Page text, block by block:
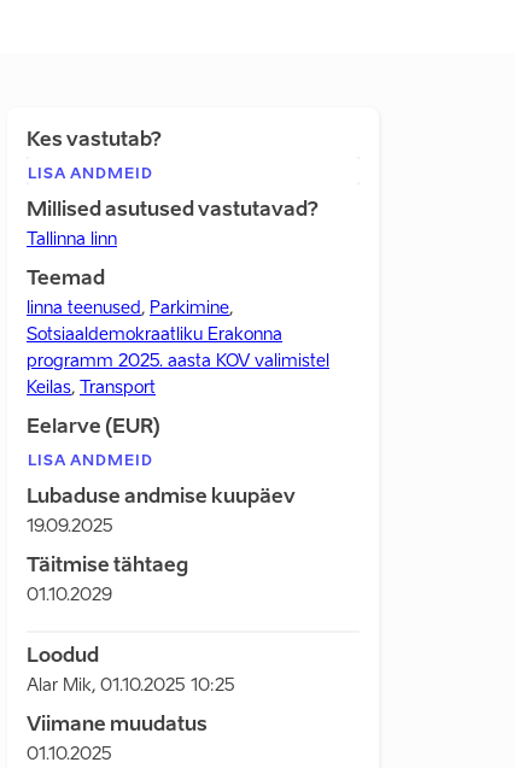
Kes vastutab?
LISA ANDMEID
Millised asutused vastutavad?
Tallinna linn
Teemad
linna teenused , Parkimine,
Sotsiaaldemokraatliku Erakonna
programm 2025. aasta KOV valimistel
Keilas, Transport
Eelarve (EUR)
LISA ANDMEID
Lubaduse andmise kuupäev
19.09.2025
Täitmise tähtaeg
01.10.2029
Loodud
Alar Mik, 01.10.2025 10:25
Viimane muudatus
01.10.2025